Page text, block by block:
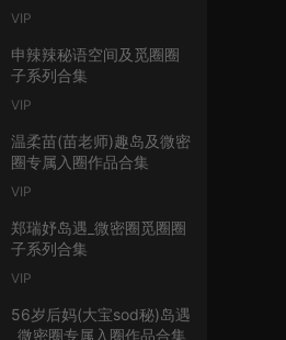
VIP
申辣辣秘语空间及觅圈圈
子系列合集
VIP
温柔苗(苗老师)趣岛及微密
圈专属入圈作品合集
VIP
郑瑞妤岛遇_微密圈觅圈圈
子系列合集
VIP
56岁后妈(大宝sod秘)岛遇
_微密圈专属入圈作品合集